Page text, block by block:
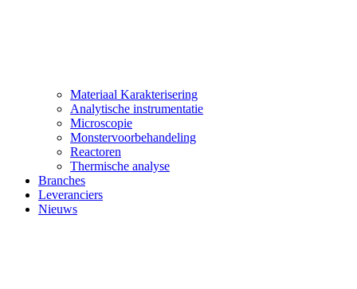
Materiaal Karakterisering
Analytische instrumentatie
Microscopie
Monstervoorbehandeling
Reactoren
Thermische analyse
Branches
Leveranciers
Nieuws